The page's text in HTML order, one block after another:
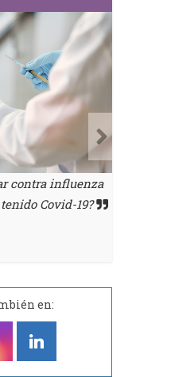
Dr. Julián Chaviano
en: